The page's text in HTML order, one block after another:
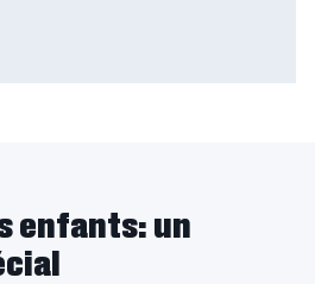
enfants: un